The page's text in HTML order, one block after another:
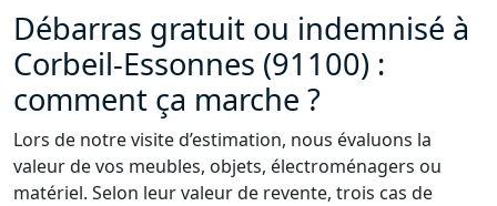
Débarras gratuit ou indemnisé à
Corbeil-Essonnes (91100) :
comment ça marche ?
Lors de notre visite d’estimation, nous évaluons la
valeur de vos meubles, objets, électroménagers ou
matériel. Selon leur valeur de revente, trois cas de